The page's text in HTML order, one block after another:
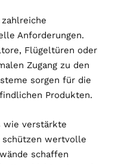
Anforderungen.
Flügeltüren oder
Zugang zu den
sorgen für die
Produkten.
wie verstärkte
schützen wertvolle
schaffen